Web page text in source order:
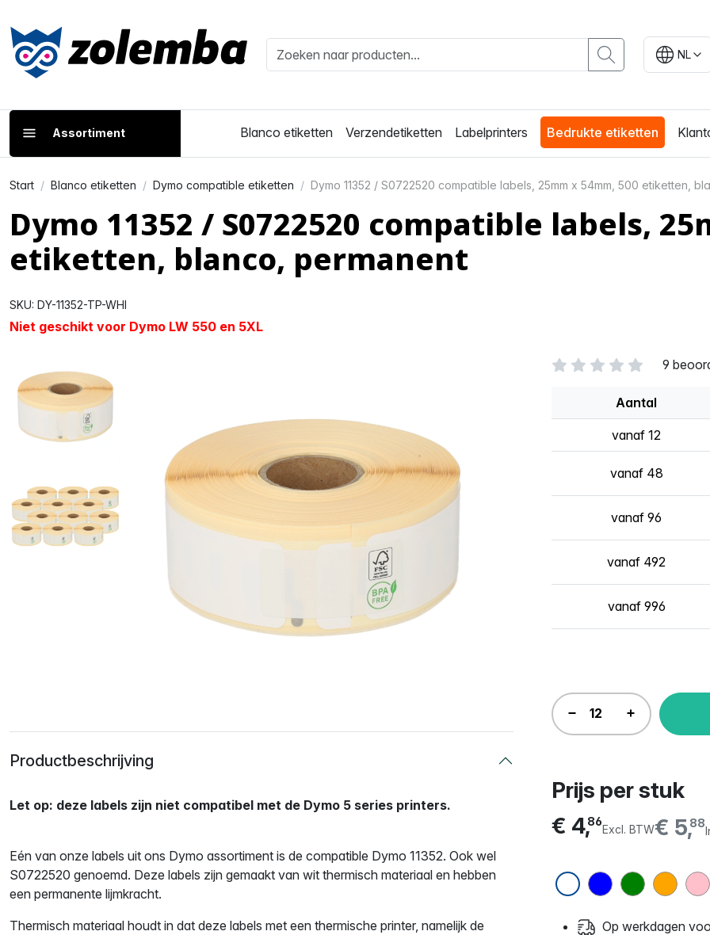
NL
Assortiment Blanco etiketten Verzendetiketten Labelprinters Bedrukte etiketten
Start Blanco etiketten Dymo compatible etiketten Dymo 11352 / S0722520 compatible labels, 25mm x 54mm, 500 etiketten,
Dymo 11352 / S0722520 compatible labels,
etiketten, blanco, permanent
SKU: DY-11352-TP-WHI
Niet geschikt voor Dymo LW 550 en 5XL
9
Aantal
vanaf 12
vanaf 48
vanaf 96
vanaf 492
vanaf 996
Prijs per stuk
€ 5,88
€ 4,86
Excl. BTW
Op werkdagen
Productbeschrijving
Let op: deze labels zijn niet compatibel met de Dymo 5 series printers.
Eén van onze labels uit ons Dymo assortiment is de compatible Dymo 11352. Ook wel
S0722520 genoemd. Deze labels zijn gemaakt van wit thermisch materiaal en hebben
een permanente lijmkracht.
Thermisch materiaal houdt in dat deze labels met een thermische printer, namelijk de